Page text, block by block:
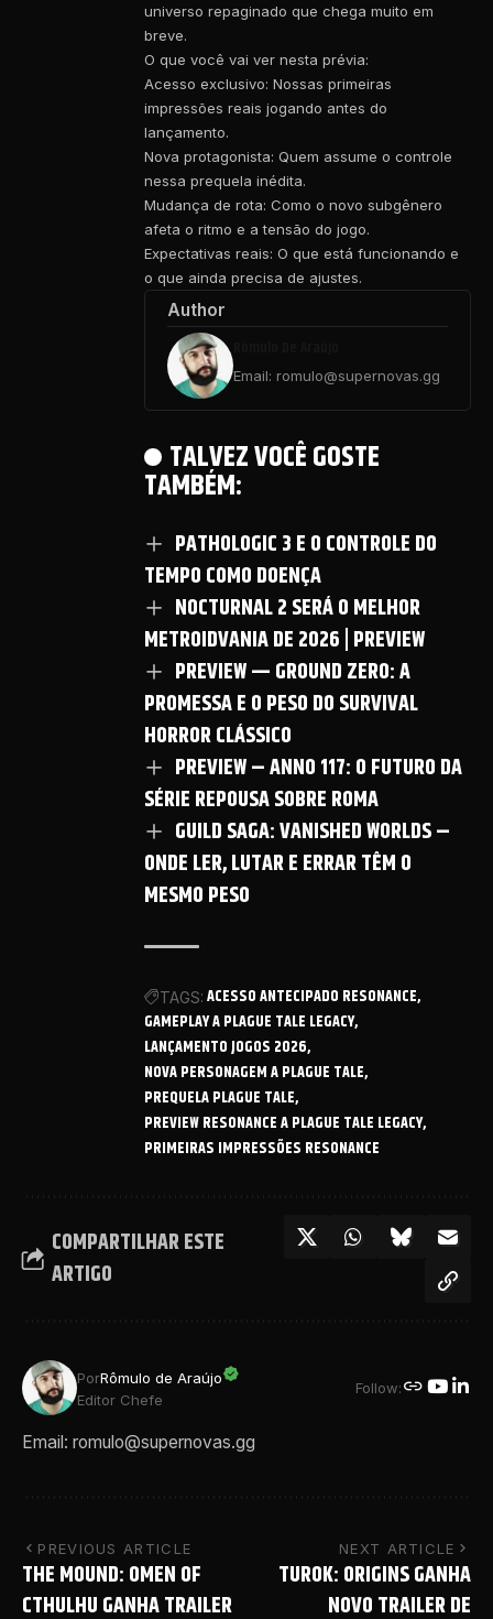
universo repaginado que chega muito em
breve.
O que você vai ver nesta prévia:
Acesso exclusivo: Nossas primeiras
impressões reais jogando antes do
lançamento.
Nova protagonista: Quem assume o controle
nessa prequela inédita.
Mudança de rota: Como o novo subgênero
afeta o ritmo e a tensão do jogo.
Expectativas reais: O que está funcionando e
o que ainda precisa de ajustes.
Author
Email: romulo@supernovas.gg
TALVEZ VOCÊ GOSTE
TAMBÉM:
PATHOLOGIC 3 E O CONTROLE DO
TEMPO COMO DOENÇA
NOCTURNAL 2 SERÁ O MELHOR
METROIDVANIA DE 2026 | PREVIEW
PREVIEW — GROUND ZERO: A
PROMESSA E O PESO DO SURVIVAL
HORROR CLÁSSICO
PREVIEW – ANNO 117: O FUTURO DA
SÉRIE REPOUSA SOBRE ROMA
GUILD SAGA: VANISHED WORLDS –
ONDE LER, LUTAR E ERRAR TÊM O
MESMO PESO
TAGS: ACESSO ANTECIPADO RESONANCE
GAMEPLAY A PLAGUE TALE LEGACY
LANÇAMENTO JOGOS 2026
NOVA PERSONAGEM A PLAGUE TALE
PREQUELA PLAGUE TALE
PREVIEW RESONANCE A PLAGUE TALE LEGACY
PRIMEIRAS IMPRESSÕES RESONANCE
COMPARTILHAR ESTE
ARTIGO
PorRômulo de Araújo
Editor Chefe
Follow:
Email: romulo@supernovas.gg
PREVIOUS ARTICLE
THE MOUND: OMEN OF
CTHULHU GANHA TRAILER
NEXT ARTICLE
TUROK: ORIGINS GANHA
NOVO TRAILER DE